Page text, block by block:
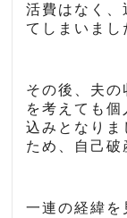
活費はなく、
てしまいまし
その後、夫の
を考えても
込みとなりま
ため、自己破
一連の経緯を